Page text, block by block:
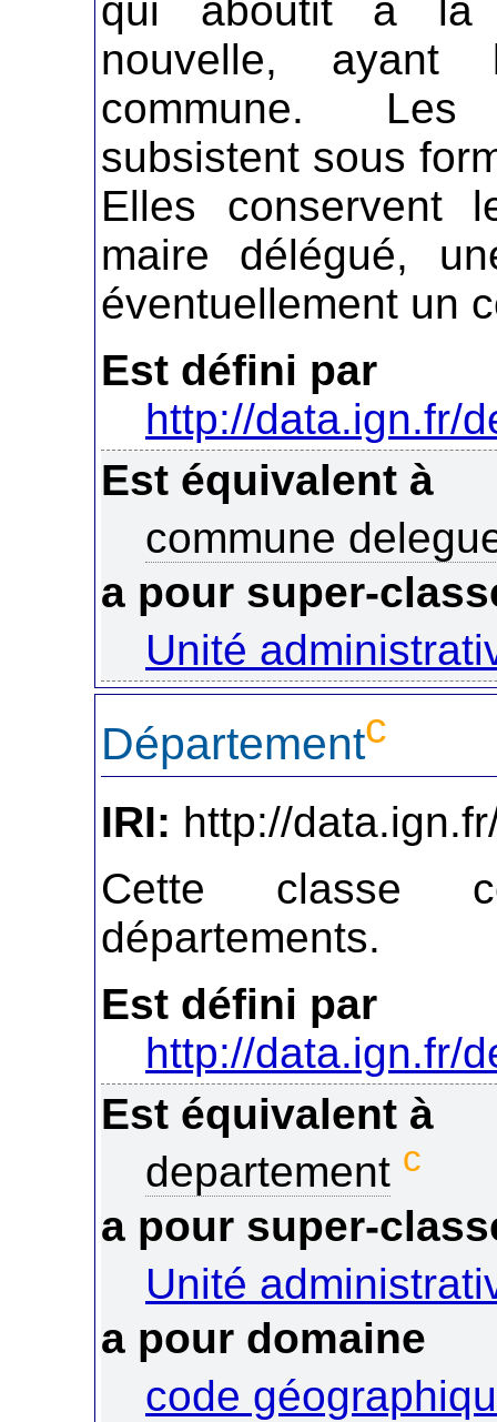
qui aboutit à la
nouvelle,
commune. Les
subsistent sous
Elles conservent
maire délégué,
éventuellement un
Est défini par
http://data.ign.fr/
Est équivalent à
commune
a pour super-
Unité
Départementc
IRI: http://
Cette classe
départements.
Est défini par
http://data.ign.fr/
Est équivalent à
departement c
a pour super-
Unité
a pour domaine
code